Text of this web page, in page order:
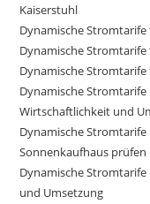
Kaiserstuhl
Dynamische
Dynamische
Dynamische
Dynamische Stromtarife
Wirtschaftlichkeit und
Dynamische Stromtarife
Sonnenkaufhaus prüfen
Dynamische
und Umsetzung